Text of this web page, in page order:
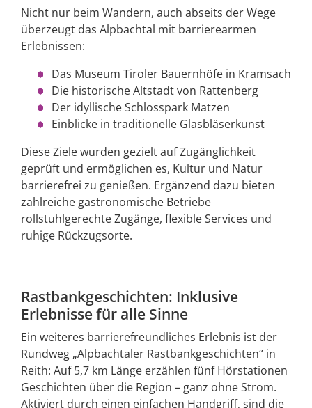
Nicht nur beim Wandern, auch abseits der Wege
überzeugt das Alpbachtal mit barrierearmen
Erlebnissen:
Das Museum Tiroler Bauernhöfe in Kramsach
Die historische Altstadt von Rattenberg
Der idyllische Schlosspark Matzen
Einblicke in traditionelle Glasbläserkunst
Diese Ziele wurden gezielt auf Zugänglichkeit
geprüft und ermöglichen es, Kultur und Natur
barrierefrei zu genießen. Ergänzend dazu bieten
zahlreiche gastronomische Betriebe
rollstuhlgerechte Zugänge, flexible Services und
ruhige Rückzugsorte.
Rastbankgeschichten: Inklusive
Erlebnisse für alle Sinne
Ein weiteres barrierefreundliches Erlebnis ist der
Rundweg „Alpbachtaler Rastbankgeschichten“ in
Reith: Auf 5,7 km Länge erzählen fünf Hörstationen
Geschichten über die Region – ganz ohne Strom.
Aktiviert durch einen einfachen Handgriff, sind die